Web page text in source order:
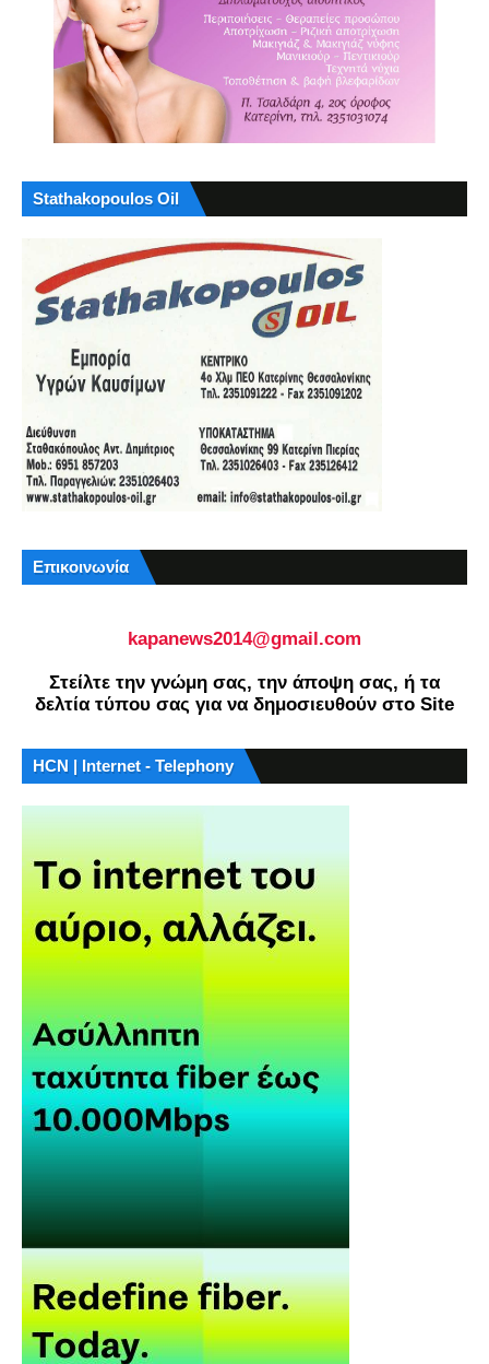
Stathakopoulos Oil
Επικοινωνία
kapanews2014@gmail.com
Στείλτε την γνώμη σας, την άποψη σας, ή τα
δελτία τύπου σας για να δημοσιευθούν στο Site
HCN | Internet - Telephony